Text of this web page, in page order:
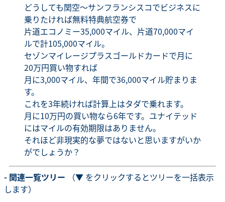
どうしても関空～サンフランシスコでビジネスに
乗りたければ無料特典航空券で
片道エコノミー35,000マイル、片道70,000マイ
ルで計105,000マイル。
セゾンマイレージプラスゴールドカードで月に
20万円買い物すれば
月に3,000マイル、年間で36,000マイル貯まりま
す。
これを3年続ければ計算上はタダで乗れます。
月に10万円の買い物なら6年です。ユナイテッド
にはマイルの有効期限はありません。
それほど非現実的な夢ではないと思いますがいか
がでしょうか？
- 関連一覧ツリー （▼ をクリックするとツリーを一括表示
します）